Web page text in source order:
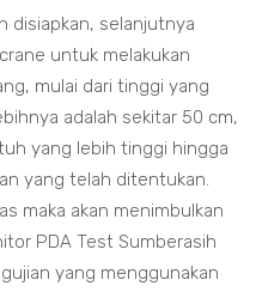
disiapkan, selanjutnya
untuk melakukan
mulai dari tinggi yang
adalah sekitar 50 cm,
yang lebih tinggi hingga
yang telah ditentukan.
maka akan menimbulkan
PDA Test Sumberasih
yang menggunakan